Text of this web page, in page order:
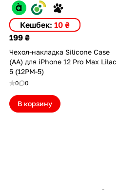
Кешбек: 10 ₴
199 ₴
Чехол-накладка Silicone Case
(AA) для iPhone 12 Pro Max Lilac
5 (12PM-5)
0 0
В корзину